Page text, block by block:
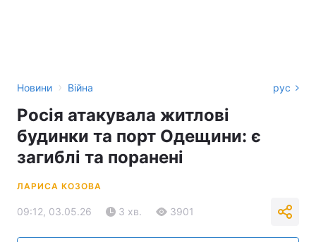
Новини › Війна рус
Росія атакувала житлові
будинки та порт Одещини: є
загиблі та поранені
ЛАРИСА КОЗОВА
09:12, 03.05.26 3 хв. 3901